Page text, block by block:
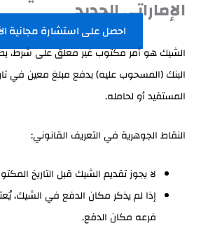
الإماراتي الجديد
احصل على استشارة مجانية
الشيك هو أمر مكتوب غير معلق على شرط،
البنك (المسحوب عليه) بدفع مبلغ معين في
المستفيد أو لحامله.
النقاط الجوهرية في التعريف القانوني:
لا يجوز تقديم الشيك قبل التاريخ
إذا لم يذكر مكان الدفع في الشيك،
فرعه مكان الدفع.